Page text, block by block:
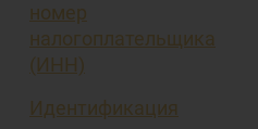
номер
налогоплательщика
(ИНН)
Идентификация